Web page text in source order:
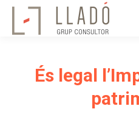
És legal